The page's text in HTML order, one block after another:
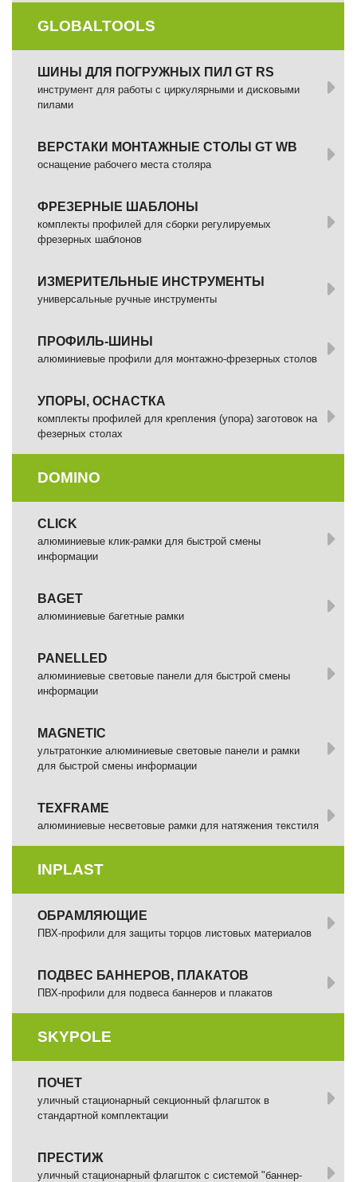
GLOBALTOOLS
ШИНЫ ДЛЯ ПОГРУЖНЫХ ПИЛ GT RS
инструмент для работы с циркулярными и дисковыми
пилами
ВЕРСТАКИ МОНТАЖНЫЕ СТОЛЫ GT WB
оснащение рабочего места столяра
ФРЕЗЕРНЫЕ ШАБЛОНЫ
комплекты профилей для сборки регулируемых
фрезерных шаблонов
ИЗМЕРИТЕЛЬНЫЕ ИНСТРУМЕНТЫ
универсальные ручные инструменты
ПРОФИЛЬ-ШИНЫ
алюминиевые профили для монтажно-фрезерных столов
УПОРЫ, ОСНАСТКА
комплекты профилей для крепления (упора) заготовок на
фезерных столах
DOMINO
СLICK
алюминиевые клик-рамки для быстрой смены
информации
BAGET
алюминиевые багетные рамки
PANELLED
алюминиевые световые панели для быстрой смены
информации
MAGNETIC
ультратонкие алюминиевые световые панели и рамки
для быстрой смены информации
TEXFRAME
алюминиевые несветовые рамки для натяжения текстиля
INPLAST
ОБРАМЛЯЮЩИЕ
ПВХ-профили для защиты торцов листовых материалов
ПОДВЕС БАННЕРОВ, ПЛАКАТОВ
ПВХ-профили для подвеса баннеров и плакатов
SKYPOLE
ПОЧЕТ
уличный стационарный секционный флагшток в
стандартной комплектации
ПРЕСТИЖ
уличный стационарный флагшток с системой "баннер-